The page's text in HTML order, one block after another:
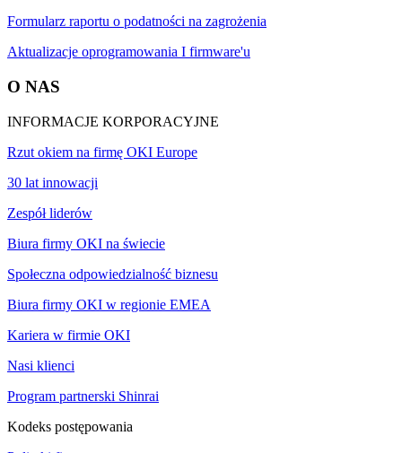
Formularz raportu o podatności na zagrożenia
Aktualizacje oprogramowania I firmware'u
O NAS
INFORMACJE KORPORACYJNE
Rzut okiem na firmę OKI Europe
30 lat innowacji
Zespół liderów
Biura firmy OKI na świecie
Społeczna odpowiedzialność biznesu
Biura firmy OKI w regionie EMEA
Kariera w firmie OKI
Nasi klienci
Program partnerski Shinrai
Kodeks postępowania